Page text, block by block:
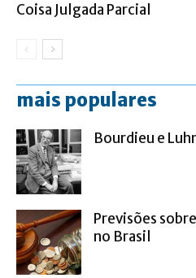
Coisa Julgada Parcial
mais populares
Bourdieu e
Previsões
no Brasil